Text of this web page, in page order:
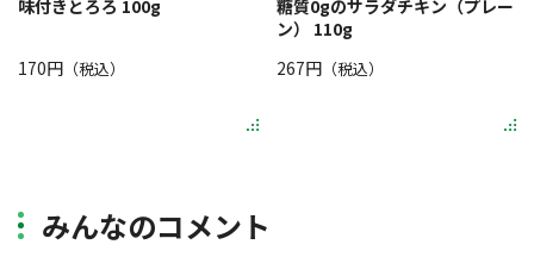
味付きとろろ 100g
170円 （税込）
糖質0gのサラダチキン（プレー
ン） 110g
267円（税込）
みんなのコメント